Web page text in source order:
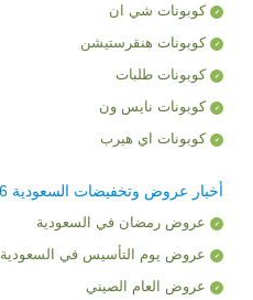
كوبونات شي ان
كوبونات هنقرستيشن
كوبونات طلبات
كوبونات نايس ون
كوبونات اي هيرب
أخبار عروض وتخفيضات السعودية 2026
عروض رمضان في السعودية
عروض يوم التأسيس في السعودية
عروض العام الصيني